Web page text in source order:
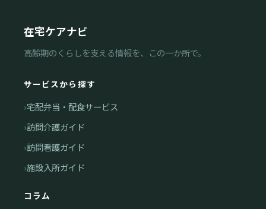
在宅ケアナビ
高齢期のくらしを支える情報を、この一か所で。
サービスから探す
宅配弁当・配食サービス
訪問介護ガイド
訪問看護ガイド
施設入所ガイド
コラム